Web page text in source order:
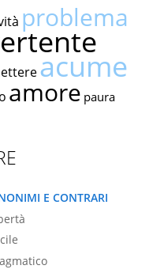
problema
acume
amore paura
E CONTRARI